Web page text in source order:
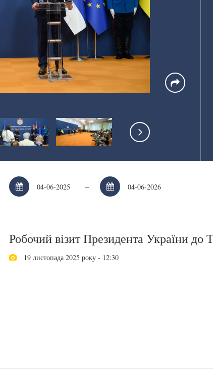
–
Робочий візит Президента України до
19 листопада 2025 року - 12:30